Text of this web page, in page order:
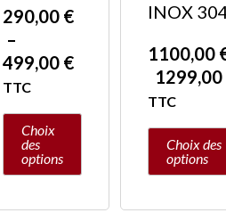
290,00 €
–
499,00 €
TTC
Choix
des
options
choisies
la
page
du
produit
INOX
1100,00
1299,00
TTC
Choix des
options
choisies
la
page
du